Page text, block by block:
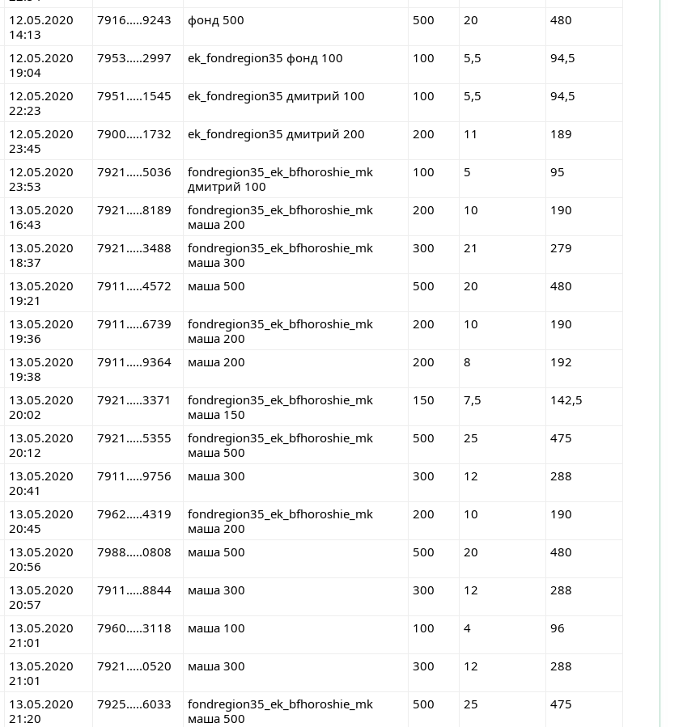
12.05.2020
14:13
7916.....9243 фонд 500 500 20 480
12.05.2020
19:04
7953.....2997 ek_fondregion35 фонд 100 100 5,5 94,5
12.05.2020
22:23
7951.....1545 ek_fondregion35 дмитрий 100 100 5,5 94,5
12.05.2020
23:45
7900.....1732 ek_fondregion35 дмитрий 200 200 11 189
12.05.2020
23:53
7921.....5036
fondregion35_ek_bfhoroshie_mk
дмитрий 100
100 5 95
13.05.2020
16:43
7921.....8189
fondregion35_ek_bfhoroshie_mk
маша 200
200 10 190
13.05.2020
18:37
7921.....3488
fondregion35_ek_bfhoroshie_mk
маша 300
300 21 279
13.05.2020
19:21
7911.....4572 маша 500 500 20 480
13.05.2020
19:36
7911.....6739
fondregion35_ek_bfhoroshie_mk
маша 200
200 10 190
13.05.2020
19:38
7911.....9364 маша 200 200 8 192
13.05.2020
20:02
7921.....3371
fondregion35_ek_bfhoroshie_mk
маша 150
150 7,5 142,5
13.05.2020
20:12
7921.....5355
fondregion35_ek_bfhoroshie_mk
маша 500
500 25 475
13.05.2020
20:41
7911.....9756 маша 300 300 12 288
13.05.2020
20:45
7962.....4319
fondregion35_ek_bfhoroshie_mk
маша 200
200 10 190
13.05.2020
20:56
7988.....0808 маша 500 500 20 480
13.05.2020
20:57
7911.....8844 маша 300 300 12 288
13.05.2020
21:01
7960.....3118 маша 100 100 4 96
13.05.2020
21:01
7921.....0520 маша 300 300 12 288
13.05.2020
21:20
7925.....6033
fondregion35_ek_bfhoroshie_mk
маша 500
500 25 475